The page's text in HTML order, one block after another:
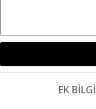
EK BILGI